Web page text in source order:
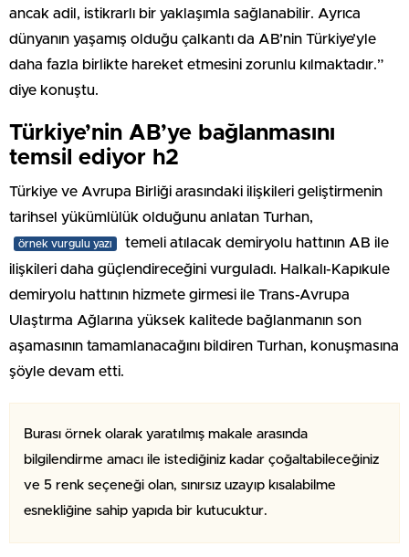
ancak adil, istikrarlı bir yaklaşımla sağlanabilir. Ayrıca
dünyanın yaşamış olduğu çalkantı da AB’nin Türkiye’yle
daha fazla birlikte hareket etmesini zorunlu kılmaktadır.”
diye konuştu.
Türkiye’nin AB’ye bağlanmasını
temsil ediyor h2
Türkiye ve Avrupa Birliği arasındaki ilişkileri geliştirmenin
tarihsel yükümlülük olduğunu anlatan Turhan,
örnek vurgulu yazı
temeli atılacak demiryolu hattının AB ile
ilişkileri daha güçlendireceğini vurguladı. Halkalı-Kapıkule
demiryolu hattının hizmete girmesi ile Trans-Avrupa
Ulaştırma Ağlarına yüksek kalitede bağlanmanın son
aşamasının tamamlanacağını bildiren Turhan, konuşmasına
şöyle devam etti.
Burası örnek olarak yaratılmış makale arasında
bilgilendirme amacı ile istediğiniz kadar çoğaltabileceğiniz
ve 5 renk seçeneği olan, sınırsız uzayıp kısalabilme
esnekliğine sahip yapıda bir kutucuktur.